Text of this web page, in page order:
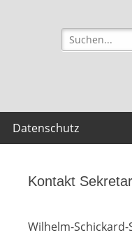
Datenschutz
Kontakt
Wilhelm-Schickard-